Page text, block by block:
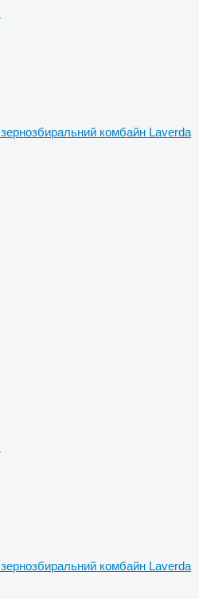
зернозбиральний комбайн Laverda
зернозбиральний комбайн Laverda